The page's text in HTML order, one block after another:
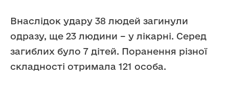
Внаслідок удару 38 людей загинули
одразу, ще 23 людини – у лікарні. Серед
загиблих було 7 дітей. Поранення різної
складності отримала 121 особа.